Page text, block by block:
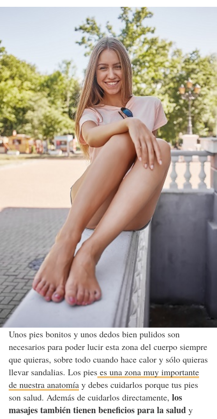
Unos pies bonitos y unos dedos bien pulidos son
necesarios para poder lucir esta zona del cuerpo siempre
que quieras, sobre todo cuando hace calor y sólo quieras
llevar sandalias. Los pieses una zona muy importante
de nuestra anatomíay debes cuidarlos porque tus pies
son salud. Además de cuidarlos directamente, los
masajes también tienen beneficios para la saludy